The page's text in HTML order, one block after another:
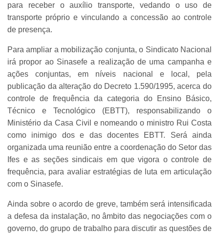
para receber o auxílio transporte, vedando o uso de
transporte próprio e vinculando a concessão ao controle
de presença.
Para ampliar a mobilização conjunta, o Sindicato Nacional
irá propor ao Sinasefe a realização de uma campanha e
ações conjuntas, em níveis nacional e local, pela
publicação da alteração do Decreto 1.590/1995, acerca do
controle de frequência da categoria do Ensino Básico,
Técnico e Tecnológico (EBTT), responsabilizando o
Ministério da Casa Civil e nomeando o ministro Rui Costa
como inimigo dos e das docentes EBTT. Será ainda
organizada uma reunião entre a coordenação do Setor das
Ifes e as seções sindicais em que vigora o controle de
frequência, para avaliar estratégias de luta em articulação
com o Sinasefe.
Ainda sobre o acordo de greve, também será intensificada
a defesa da instalação, no âmbito das negociações com o
governo, do grupo de trabalho para discutir as questões de